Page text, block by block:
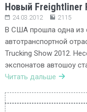
Новый Freightliner
24.03.2012 2115
В США прошла одна из
автотранспортной
Trucking Show 2012.
экспонатов автошоу
Читать дальше